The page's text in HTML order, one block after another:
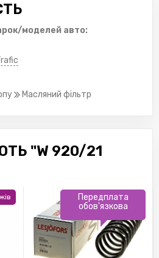
моделей авто:
Масляний фільтр
"W 920/21
Передплата
обов'язкова